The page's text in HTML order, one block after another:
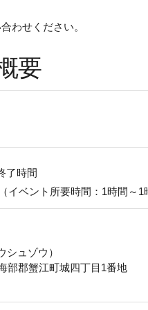
わせください。
要
了時間
イベント所要時間：1時間～1
シュゾウ）
部郡蟹江町城四丁目1番地